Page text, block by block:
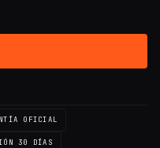
OFICIAL
30 DÍAS